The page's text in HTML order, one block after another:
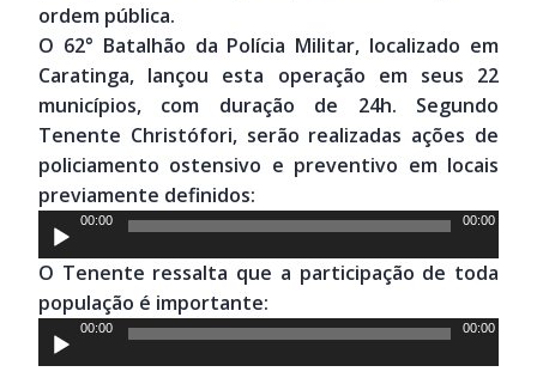
ordem pública.
O 62° Batalhão da Polícia Militar, localizado em
Caratinga, lançou esta operação em seus 22
municípios, com duração de 24h. Segundo
Tenente Christófori, serão realizadas ações de
policiamento ostensivo e preventivo em locais
previamente definidos:
Tocador
de
áudio
00:00 00:00
O Tenente ressalta que a participação de toda
população é importante:
Tocador
de
00:00 00:00